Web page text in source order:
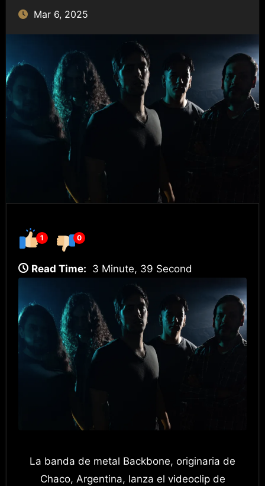
Mar 6, 2025
1 0
Read Time: 3 Minute, 39 Second
La banda de metal Backbone, originaria de
Chaco, Argentina, lanza el videoclip de